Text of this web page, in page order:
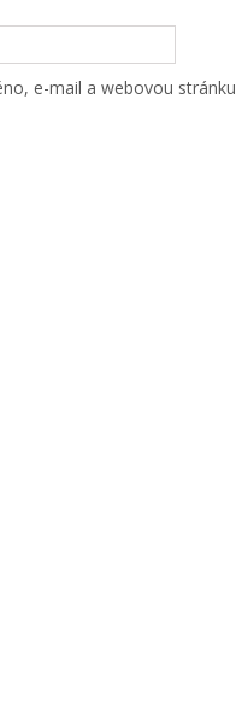
e-mail a webovou